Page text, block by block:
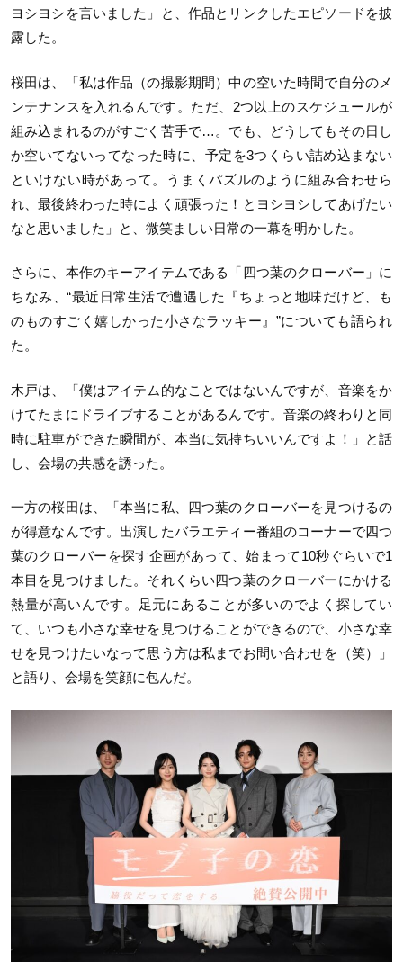
ヨシヨシを言いました」と、作品とリンクしたエピソードを披
露した。
桜田は、「私は作品（の撮影期間）中の空いた時間で自分のメ
ンテナンスを入れるんです。ただ、2つ以上のスケジュールが
組み込まれるのがすごく苦手で…。でも、どうしてもその日し
か空いてないってなった時に、予定を3つくらい詰め込まない
といけない時があって。うまくパズルのように組み合わせら
れ、最後終わった時によく頑張った！とヨシヨシしてあげたい
なと思いました」と、微笑ましい日常の一幕を明かした。
さらに、本作のキーアイテムである「四つ葉のクローバー」に
ちなみ、“最近日常生活で遭遇した『ちょっと地味だけど、も
のものすごく嬉しかった小さなラッキー』”についても語られ
た。
木戸は、「僕はアイテム的なことではないんですが、音楽をか
けてたまにドライブすることがあるんです。音楽の終わりと同
時に駐車ができた瞬間が、本当に気持ちいいんですよ！」と話
し、会場の共感を誘った。
一方の桜田は、「本当に私、四つ葉のクローバーを見つけるの
が得意なんです。出演したバラエティー番組のコーナーで四つ
葉のクローバーを探す企画があって、始まって10秒ぐらいで1
本目を見つけました。それくらい四つ葉のクローバーにかける
熱量が高いんです。足元にあることが多いのでよく探してい
て、いつも小さな幸せを見つけることができるので、小さな幸
せを見つけたいなって思う方は私までお問い合わせを（笑）」
と語り、会場を笑顔に包んだ。